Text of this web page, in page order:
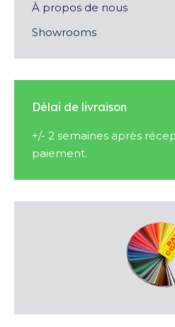
À propos de nous
Showrooms
Délai de livraison
+/- 2 semaines après
paiement.